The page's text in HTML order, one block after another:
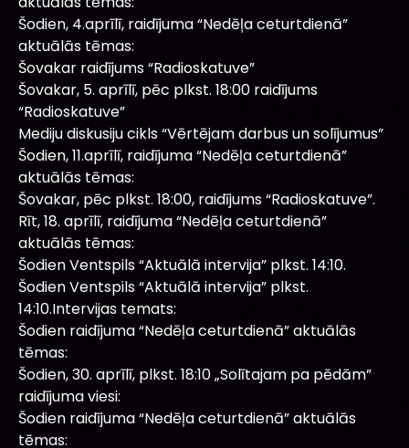
Šodien, 4.aprīlī, raidījuma “Nedēļa ceturtdienā”
aktuālās tēmas:
Šovakar raidījums “Radioskatuve”
Šovakar, 5. aprīlī, pēc plkst. 18:00 raidījums
“Radioskatuve”
Mediju diskusiju cikls “Vērtējam darbus un solījumus”
Šodien, 11.aprīlī, raidījuma “Nedēļa ceturtdienā”
aktuālās tēmas:
Šovakar, pēc plkst. 18:00, raidījums “Radioskatuve”.
Rīt, 18. aprīlī, raidījuma “Nedēļa ceturtdienā”
aktuālās tēmas:
Šodien Ventspils “Aktuālā intervija” plkst. 14:10.
Šodien Ventspils “Aktuālā intervija” plkst.
14:10.Intervijas temats:
Šodien raidījuma “Nedēļa ceturtdienā” aktuālās
tēmas:
Šodien, 30. aprīlī, plkst. 18:10 „Solītajam pa pēdām”
raidījuma viesi:
Šodien raidījuma “Nedēļa ceturtdienā” aktuālās
tēmas: